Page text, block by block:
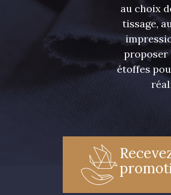
au choix
tissage,
proposer
étoffes